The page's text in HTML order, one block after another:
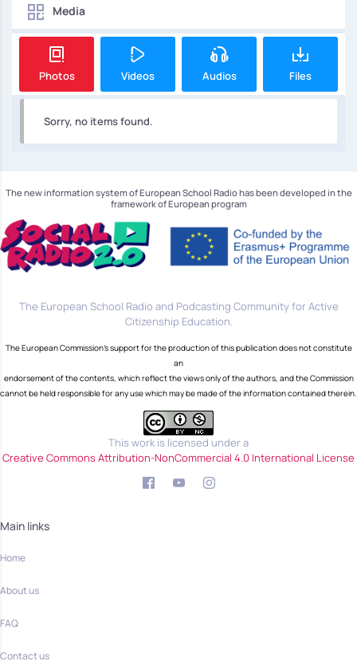
Media
Photos Videos Audios Files
Sorry, no items found.
The new information system of European School Radio has been developed in the
framework of European program
The European School Radio and Podcasting Community for Active
Citizenship Education.
The European Commission's support for the production of this publication does not constitute
an
endorsement of the contents, which reflect the views only of the authors, and the Commission
cannot be held responsible for any use which may be made of the information contained therein.
This work is licensed under a
Creative Commons Attribution-NonCommercial 4.0 International License
Main links
Home
About us
FAQ
Contact us